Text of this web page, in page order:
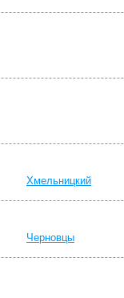
Хмельницкий
Черновцы